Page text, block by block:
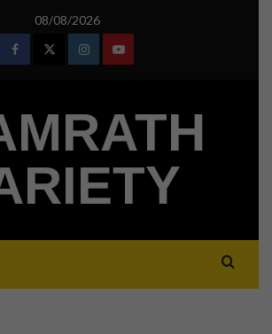
08/08/2026
FacebookTwitterInstagramYoutube